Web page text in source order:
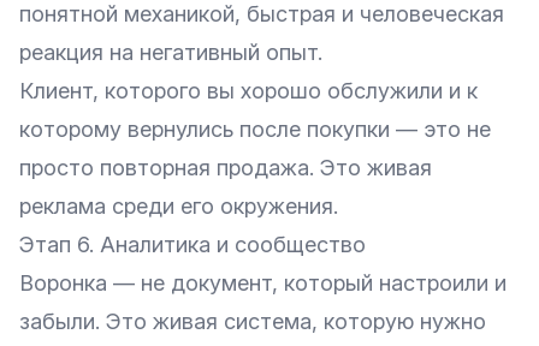
понятной механикой, быстрая и человеческая
реакция на негативный опыт.
Клиент, которого вы хорошо обслужили и к
которому вернулись после покупки — это не
просто повторная продажа. Это живая
реклама среди его окружения.
Этап 6. Аналитика и сообщество
Воронка — не документ, который настроили и
забыли. Это живая система, которую нужно